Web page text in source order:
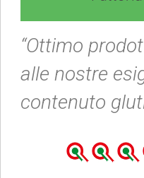
“Ottimo
alle nostre
contenuto